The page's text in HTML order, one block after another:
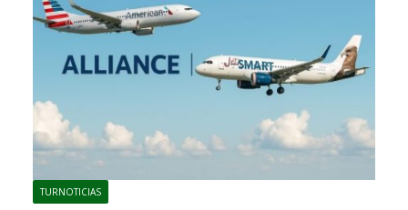
TURNOTICIAS